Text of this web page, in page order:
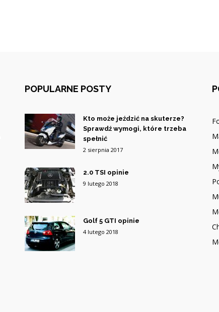
POPULARNE POSTY
Kto może jeździć na skuterze?
Sprawdź wymogi, które trzeba
spełnić
2 sierpnia 2017
2.0 TSI opinie
9 lutego 2018
Golf 5 GTI opinie
4 lutego 2018